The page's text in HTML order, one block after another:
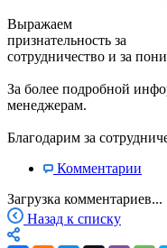
Выражаем
признательность за
сотрудничество и за
За более подробной
менеджерам.
Благодарим за
Комментарии
Загрузка комментариев...
Назад к списку